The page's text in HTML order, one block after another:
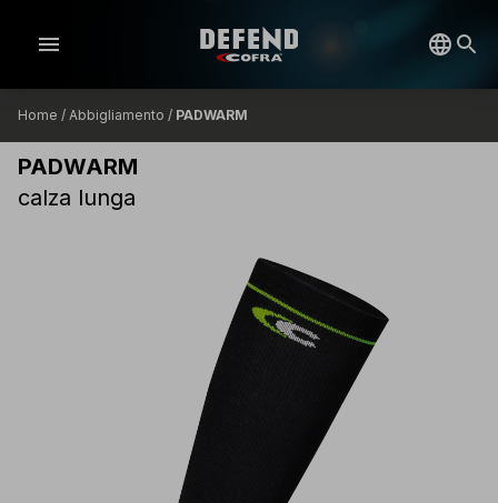
menu
Home / Abbigliamento / PADWARM
PADWARM
calza lunga